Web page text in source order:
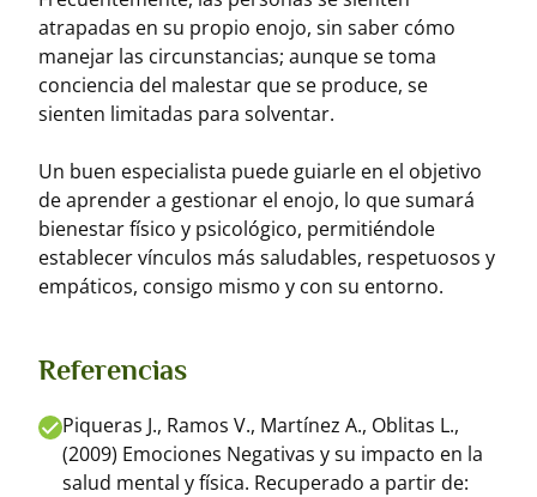
atrapadas en su propio enojo, sin saber cómo
manejar las circunstancias; aunque se toma
conciencia del malestar que se produce, se
sienten limitadas para solventar.
Un buen especialista puede guiarle en el objetivo
de aprender a gestionar el enojo, lo que sumará
bienestar físico y psicológico, permitiéndole
establecer vínculos más saludables, respetuosos y
empáticos, consigo mismo y con su entorno.
Referencias
Piqueras J., Ramos V., Martínez A., Oblitas L.,
(2009) Emociones Negativas y su impacto en la
salud mental y física. Recuperado a partir de: